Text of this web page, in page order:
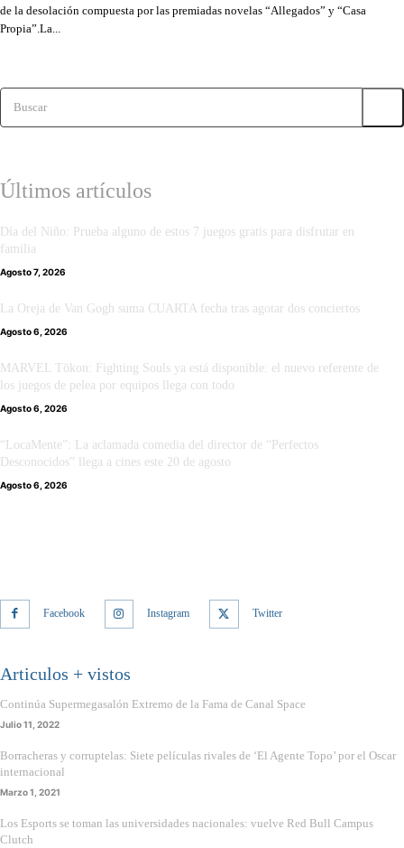
de la desolación compuesta por las premiadas novelas “Allegados” y “Casa
Propia”.La...
Buscar
Últimos artículos
Día del Niño: Prueba alguno de estos 7 juegos gratis para disfrutar en
familia
Agosto 7, 2026
La Oreja de Van Gogh suma CUARTA fecha tras agotar dos conciertos
Agosto 6, 2026
MARVEL Tōkon: Fighting Souls ya está disponible: el nuevo referente de
los juegos de pelea por equipos llega con todo
Agosto 6, 2026
“LocaMente”: La aclamada comedia del director de “Perfectos
Desconocidos” llega a cines este 20 de agosto
Agosto 6, 2026
Facebook Instagram Twitter
Articulos + vistos
Continúa Supermegasalón Extremo de la Fama de Canal Space
Julio 11, 2022
Borracheras y corruptelas: Siete películas rivales de ‘El Agente Topo’ por el Oscar
internacional
Marzo 1, 2021
Los Esports se toman las universidades nacionales: vuelve Red Bull Campus
Clutch